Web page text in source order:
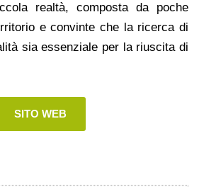
realtà, composta da poche
e convinte che la ricerca di
sia essenziale per la riuscita di
SITO WEB